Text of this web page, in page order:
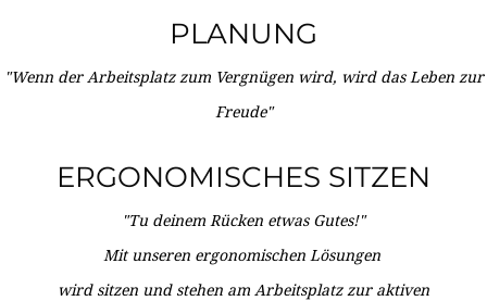
PLANUNG
"Wenn der Arbeitsplatz zum Vergnügen wird, wird das Leben zur
Freude"
ERGONOMISCHES SITZEN
"Tu deinem Rücken etwas Gutes!"
Mit unseren ergonomischen Lösungen
wird sitzen und stehen am Arbeitsplatz zur aktiven